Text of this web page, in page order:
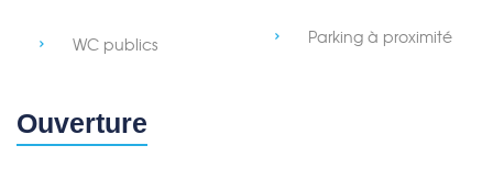
WC publics Parking à proximité
Ouverture